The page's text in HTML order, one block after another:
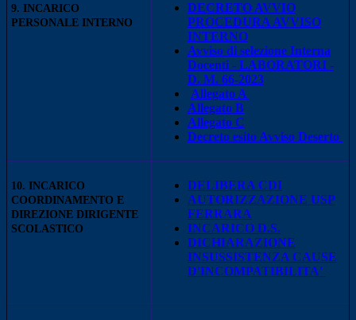
9. INCARICO
PERSONALE INTERNO
DECRETO AVVIO
PROCEDURA AVVISO
INTERNO
Avviso di selezione Interna
Docenti - LABORATORI -
D. M. 66-2023
Allegato A
Allegato B
Allegato C
Decreto esito Avviso Deserto
10. INCARICO
COORDINAMENTO E
DIREZIONE DIRIGENTE
SCOLASTICO
DELIBERA CDI
AUTORIZZAZIONE USP
FERRARA
INCARICO D.S.
DICHIARAZIONE
INSUSSISTENZA CAUSE
D'INCOMPATIBILITA'